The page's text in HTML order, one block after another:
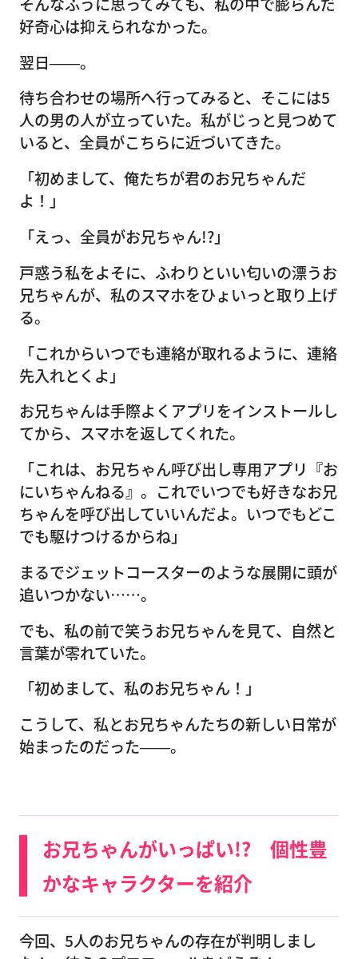
好奇心は抑えられなかった。
翌日――。
待ち合わせの場所へ行ってみると、そこには5
人の男の人が立っていた。私がじっと見つめて
いると、全員がこちらに近づいてきた。
「初めまして、俺たちが君のお兄ちゃんだ
よ！」
「えっ、全員がお兄ちゃん!?」
戸惑う私をよそに、ふわりといい匂いの漂うお
兄ちゃんが、私のスマホをひょいっと取り上げ
る。
「これからいつでも連絡が取れるように、連絡
先入れとくよ」
お兄ちゃんは手際よくアプリをインストールし
てから、スマホを返してくれた。
「これは、お兄ちゃん呼び出し専用アプリ『お
にいちゃんねる』。これでいつでも好きなお兄
ちゃんを呼び出していいんだよ。いつでもどこ
でも駆けつけるからね」
まるでジェットコースターのような展開に頭が
追いつかない……。
でも、私の前で笑うお兄ちゃんを見て、自然と
言葉が零れていた。
「初めまして、私のお兄ちゃん！」
こうして、私とお兄ちゃんたちの新しい日常が
始まったのだった――。
お兄ちゃんがいっぱい!? 個性豊
かなキャラクターを紹介
今回、5人のお兄ちゃんの存在が判明しまし